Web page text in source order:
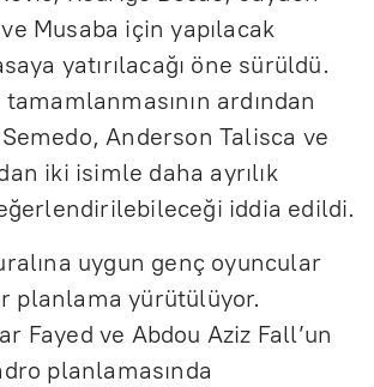
Musaba için yapılacak
yatırılacağı öne sürüldü.
ardından
Anderson Talisca ve
iki isimle daha ayrılık
iddia edildi.
uygun genç oyuncular
planlama yürütülüyor.
Fayed ve Abdou Aziz Fall’un
planlamasında